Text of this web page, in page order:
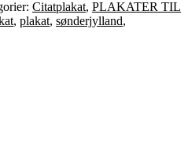
Citatplakat, PLAKATER TIL
, plakat, sønderjylland,